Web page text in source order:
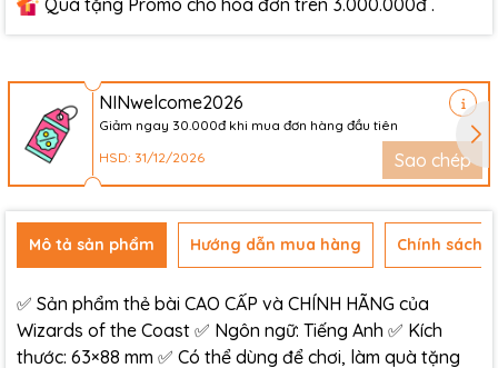
Quà tặng Promo cho hóa đơn trên 3.000.000đ .
NINwelcome2026
Giảm ngay 30.000đ khi mua đơn hàng đầu tiên
HSD: 31/12/2026
Sao chép
Mô tả sản phẩm Hướng dẫn mua hàng Chính sách
✅ Sản phẩm thẻ bài CAO CẤP và CHÍNH HÃNG của
Wizards of the Coast ✅ Ngôn ngữ: Tiếng Anh ✅ Kích
thước: 63×88 mm ✅ Có thể dùng để chơi, làm quà tặng